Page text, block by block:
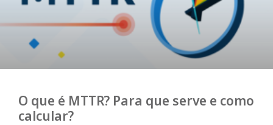
O que é MTTR? Para que serve e como
calcular?